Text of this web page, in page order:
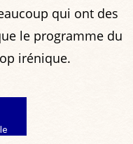
qui ont des
le programme du
irénique.